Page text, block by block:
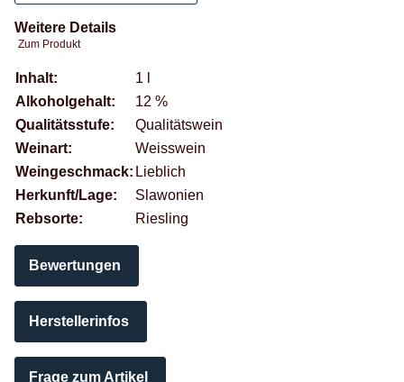
Weitere Details
Zum Produkt
Produkteigenschaft
Wert
Inhalt:
1 l
Alkoholgehalt:
12 %
Qualitätsstufe:
Qualitätswein
Weinart:
Weisswein
Weingeschmack: Lieblich
Herkunft/Lage:
Slawonien
Rebsorte:
Riesling
Bewertungen
Herstellerinfos
Frage zum Artikel